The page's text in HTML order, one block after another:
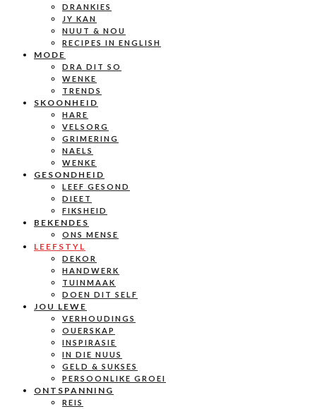
DRANKIES
JY KAN
NUUT & NOU
RECIPES IN ENGLISH
MODE
DRA DIT SO
WENKE
TRENDS
SKOONHEID
HARE
VELSORG
GRIMERING
NAELS
WENKE
GESONDHEID
LEEF GESOND
DIEET
FIKSHEID
BEKENDES
ONS MENSE
LEEFSTYL
DEKOR
HANDWERK
TUINMAAK
DOEN DIT SELF
JOU LEWE
VERHOUDINGS
OUERSKAP
INSPIRASIE
IN DIE NUUS
GELD & SUKSES
PERSOONLIKE GROEI
ONTSPANNING
REIS